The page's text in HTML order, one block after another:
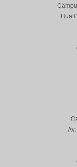
Rua